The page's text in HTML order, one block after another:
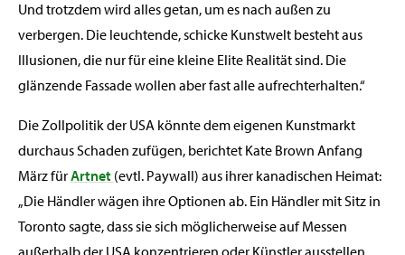
Und trotzdem wird alles getan, um es nach außen zu
verbergen. Die leuchtende, schicke Kunstwelt besteht aus
Illusionen, die nur für eine kleine Elite Realität sind. Die
glänzende Fassade wollen aber fast alle aufrechterhalten.“
Die Zollpolitik der USA könnte dem eigenen Kunstmarkt
durchaus Schaden zufügen, berichtet Kate Brown Anfang
März fürArtnet (evtl. Paywall) aus ihrer kanadischen Heimat:
„Die Händler wägen ihre Optionen ab. Ein Händler mit Sitz in
Toronto sagte, dass sie sich möglicherweise auf Messen
außerhalb der USA konzentrieren oder Künstler ausstellen